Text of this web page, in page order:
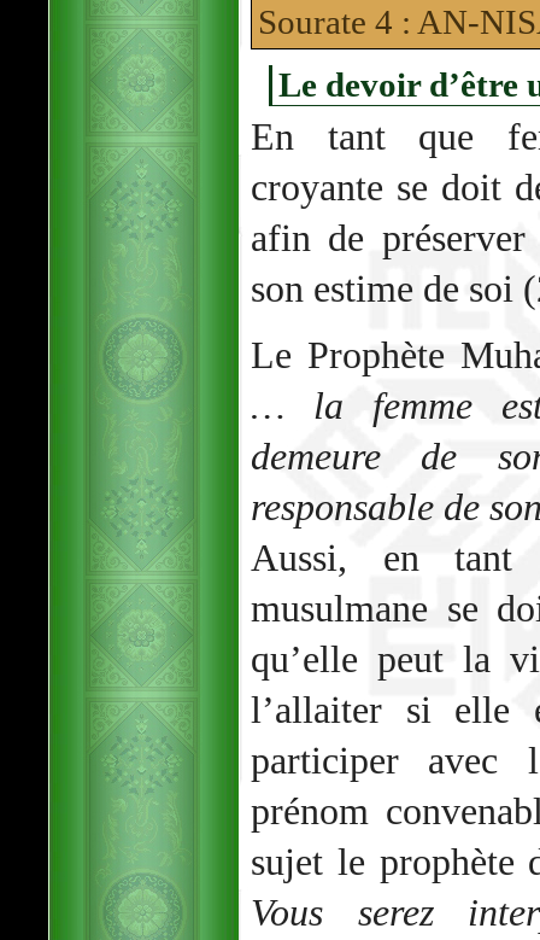
Sourate 4 : AN-
Le devoir d’être
En tant que
croyante se doit
afin de
son estime de soi
Le Prophète
… la femme
demeure de
responsable de
Aussi, en tant
musulmane se
qu’elle peut la
l’allaiter si elle
participer avec
prénom
sujet le
Vous serez